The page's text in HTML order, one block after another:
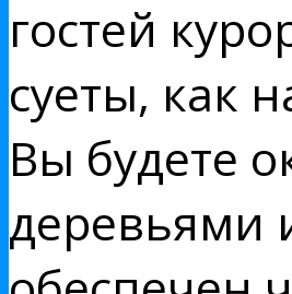
гостей
суеты, как
Вы будете
деревьями